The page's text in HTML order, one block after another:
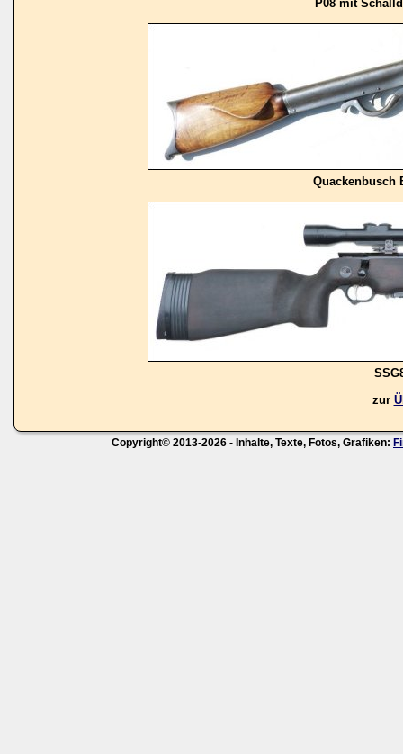
P08 mit
Quackenbusch
zur
Copyright© 2013-2026 - Inhalte, Texte, Fotos, Grafiken: